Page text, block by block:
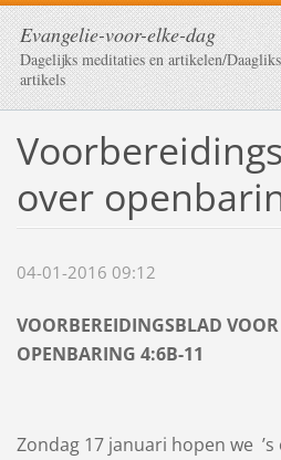
Evangelie-voor-elke-dag
Dagelijks meditaties en artikelen/
artikels
over
04-01-2016 09:12
VOORBEREIDINGSBLAD
OPENBARING 4:6B-11
Zondag 17 januari hopen we